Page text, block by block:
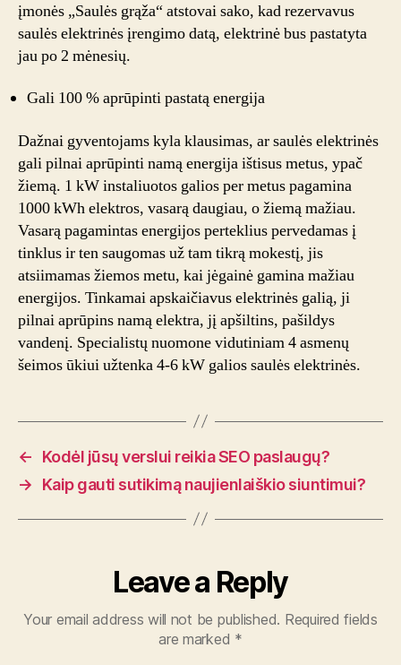
įmonės „Saulės grąža“ atstovai sako, kad rezervavus
saulės elektrinės įrengimo datą, elektrinė bus pastatyta
jau po 2 mėnesių.
Gali 100 % aprūpinti pastatą energija
Dažnai gyventojams kyla klausimas, ar saulės elektrinės
gali pilnai aprūpinti namą energija ištisus metus, ypač
žiemą. 1 kW instaliuotos galios per metus pagamina
1000 kWh elektros, vasarą daugiau, o žiemą mažiau.
Vasarą pagamintas energijos perteklius pervedamas į
tinklus ir ten saugomas už tam tikrą mokestį, jis
atsiimamas žiemos metu, kai jėgainė gamina mažiau
energijos. Tinkamai apskaičiavus elektrinės galią, ji
pilnai aprūpins namą elektra, jį apšiltins, pašildys
vandenį. Specialistų nuomone vidutiniam 4 asmenų
šeimos ūkiui užtenka 4-6 kW galios saulės elektrinės.
←
Kodėl jūsų verslui reikia SEO paslaugų?
→
Kaip gauti sutikimą naujienlaiškio siuntimui?
Leave a Reply
Your email address will not be published. Required fields
are marked *